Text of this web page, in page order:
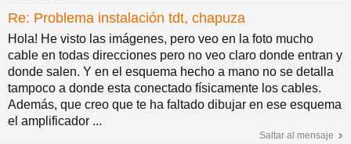
Re: Problema instalación tdt, chapuza
Hola! He visto las imágenes, pero veo en la foto mucho
cable en todas direcciones pero no veo claro donde entran y
donde salen. Y en el esquema hecho a mano no se detalla
tampoco a donde esta conectado físicamente los cables.
Además, que creo que te ha faltado dibujar en ese esquema
el amplificador ...
Saltar al mensaje